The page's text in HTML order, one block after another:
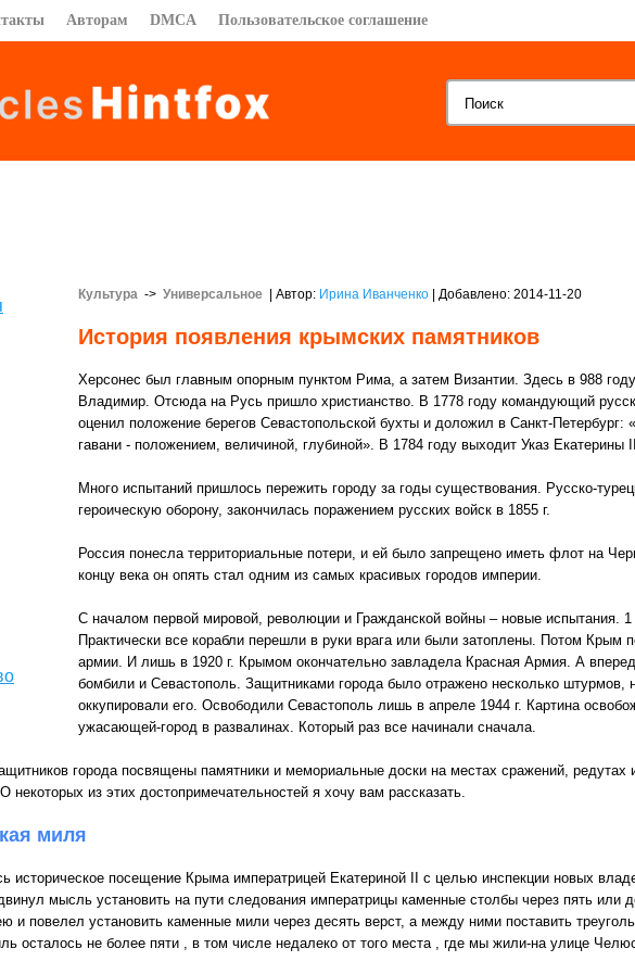
Авторам DMCA Пользовательское соглашение
Культура -> Универсальное | Автор: Ирина Иванченко | Добавлено: 2014-11-20
История появления крымских памятников
Херсонес был главным опорным пунктом Рима, а затем Византии. Здесь в 988
Владимир. Отсюда на Русь пришло христианство. В 1778 году командующий
оценил положение берегов Севастопольской бухты и доложил в Санкт-Петербург:
гавани - положением, величиной, глубиной». В 1784 году выходит Указ Екатерины
Много испытаний пришлось пережить городу за годы существования. Русско-
героическую оборону, закончилась поражением русских войск в 1855 г.
Россия понесла территориальные потери, и ей было запрещено иметь флот на
концу века он опять стал одним из самых красивых городов империи.
С началом первой мировой, революции и Гражданской войны – новые испытания.
Практически все корабли перешли в руки врага или были затоплены. Потом
армии. И лишь в 1920 г. Крымом окончательно завладела Красная Армия. А
бомбили и Севастополь. Защитниками города было отражено несколько штурмов,
оккупировали его. Освободили Севастополь лишь в апреле 1944 г. Картина
ужасающей-город в развалинах. Который раз все начинали сначала.
города посвящены памятники и мемориальные доски на местах сражений, редутах
из этих достопримечательностей я хочу вам рассказать.
миля
историческое посещение Крыма императрицей Екатериной II с целью инспекции новых
мысль установить на пути следования императрицы каменные столбы через пять или
и повелел установить каменные мили через десять верст, а между ними поставить
осталось не более пяти , в том числе недалеко от того места , где мы жили-на улице